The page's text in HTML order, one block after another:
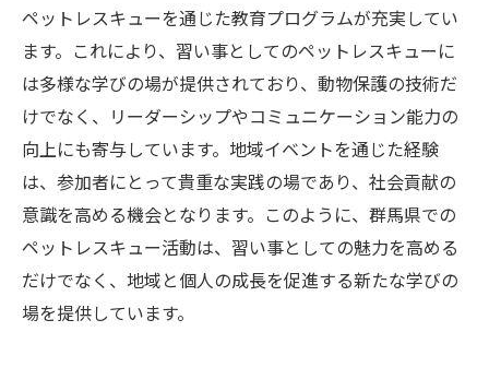
ペットレスキューを通じた教育プログラムが充実してい
ます。これにより、習い事としてのペットレスキューに
は多様な学びの場が提供されており、動物保護の技術だ
けでなく、リーダーシップやコミュニケーション能力の
向上にも寄与しています。地域イベントを通じた経験
は、参加者にとって貴重な実践の場であり、社会貢献の
意識を高める機会となります。このように、群馬県での
ペットレスキュー活動は、習い事としての魅力を高める
だけでなく、地域と個人の成長を促進する新たな学びの
場を提供しています。